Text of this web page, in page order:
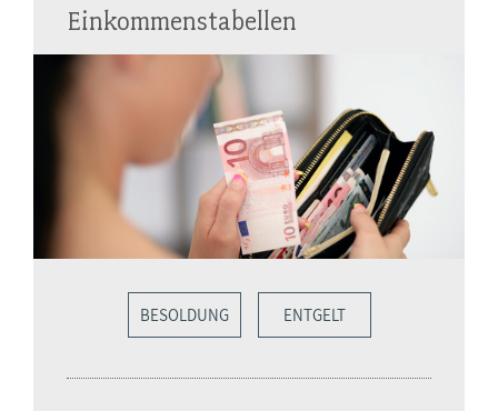
Einkommenstabellen
BESOLDUNG ENTGELT